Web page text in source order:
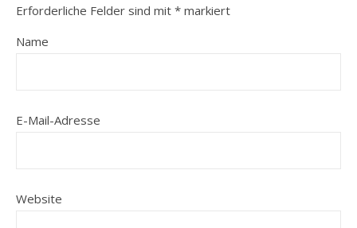
Erforderliche Felder sind mit * markiert
Name
E-Mail-Adresse
Website